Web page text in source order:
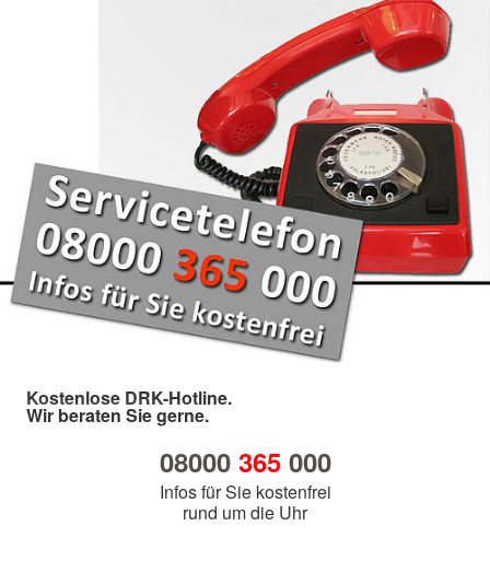
Kostenlose DRK-Hotline.
Wir beraten Sie gerne.
08000 365000
Infos für Sie kostenfrei
rund um die Uhr